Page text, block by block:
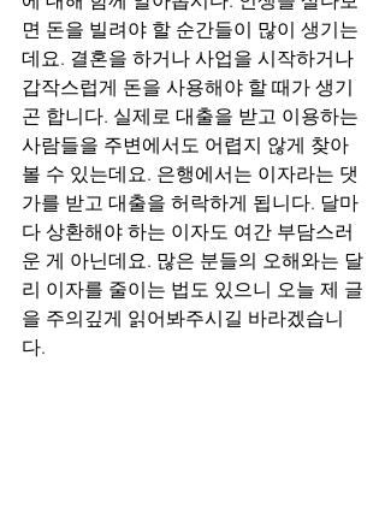
면 돈을 빌려야 할 순간들이 많이 생기는
데요. 결혼을 하거나 사업을 시작하거나
갑작스럽게 돈을 사용해야 할 때가 생기
곤 합니다. 실제로 대출을 받고 이용하는
사람들을 주변에서도 어렵지 않게 찾아
볼 수 있는데요. 은행에서는 이자라는 댓
가를 받고 대출을 허락하게 됩니다. 달마
다 상환해야 하는 이자도 여간 부담스러
운 게 아닌데요. 많은 분들의 오해와는 달
리 이자를 줄이는 법도 있으니 오늘 제 글
을 주의깊게 읽어봐주시길 바라겠습니
다.